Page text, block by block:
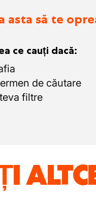
asta să te
ce cauți dacă:
de căutare
filtre